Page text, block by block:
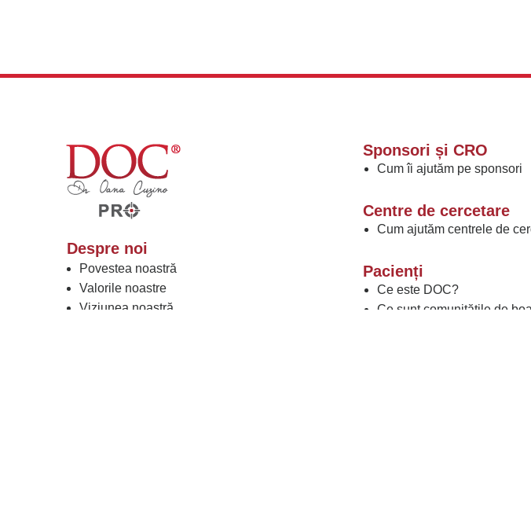
Despre noi
Povestea noastră
Valorile noastre
Viziunea noastră
Sponsori și CRO
Cum îi ajutăm pe sponsori
Centre de cercetare
Cum ajutăm centrele de
Pacienți
Ce este DOC?
Ce sunt comunitățile de